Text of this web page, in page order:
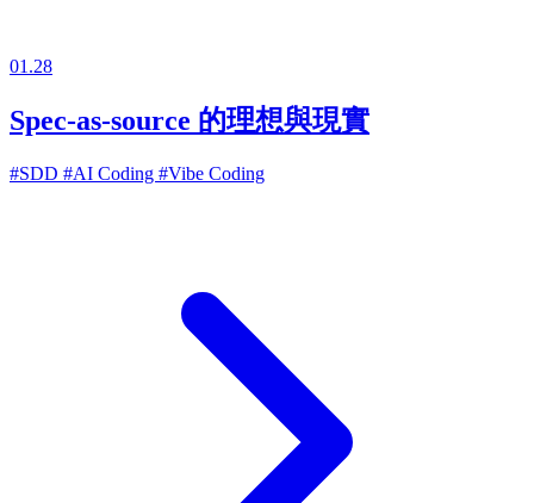
01.28
Spec-as-source 的理想與現實
#SDD #AI Coding #Vibe Coding